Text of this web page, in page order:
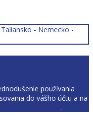
- Nemecko -
používania
do vášho účtu a na
.